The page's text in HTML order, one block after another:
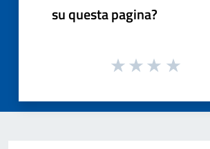
su questa pagina?